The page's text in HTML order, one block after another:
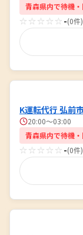
青森県内で待機
☆☆☆☆☆ -(0件)
K運転代行 弘前
20:00～03:00
青森県内で待機
☆☆☆☆☆ -(0件)